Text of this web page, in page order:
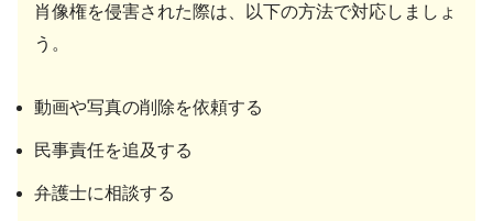
肖像権を侵害された際は、以下の方法で対応しましょ
う。
動画や写真の削除を依頼する
民事責任を追及する
弁護士に相談する